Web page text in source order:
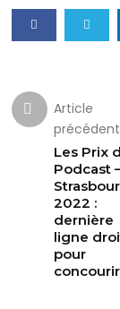
Article
précédent
Les Prix
Podcast
2022 :
dernière
ligne
pour
concourir